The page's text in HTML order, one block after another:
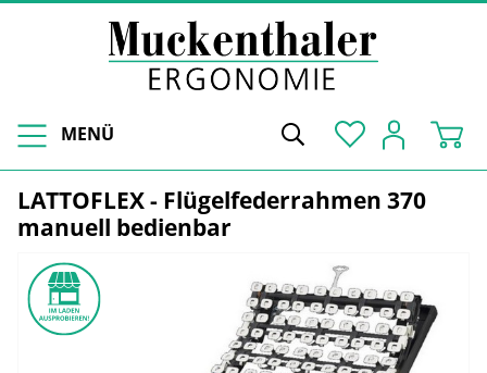
MENÜ
LATTOFLEX - Flügelfederrahmen 370
manuell bedienbar